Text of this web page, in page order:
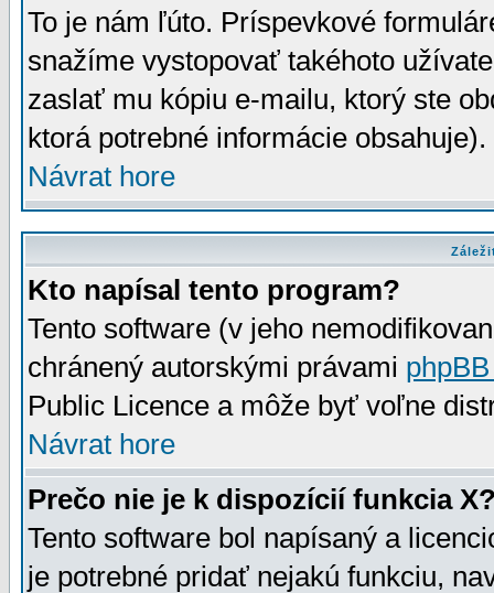
To je nám ľúto. Príspevkové
snažíme vystopovať takéhoto
zaslať mu kópiu e-mailu, ktorý ste
ktorá potrebné informácie
Návrat hore
Kto napísal tento program?
Tento software (v jeho
chránený autorskými právami
Public Licence a môže byť voľne
Návrat hore
Prečo nie je k dispozícií funkcia
Tento software bol napísaný a
je potrebné pridať nejakú funkciu,